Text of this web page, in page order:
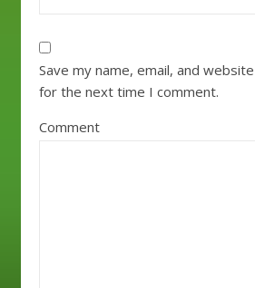
Save my name, email, and
for the next time I comment.
Comment